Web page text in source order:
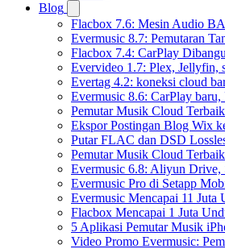
Blog
Flacbox 7.6: Mesin Audio
Evermusic 8.7: Pemutaran
Flacbox 7.4: CarPlay
Evervideo 1.7: Plex, Jellyfin,
Evertag 4.2: koneksi cloud
Evermusic 8.6: CarPlay
Pemutar Musik Cloud
Ekspor Postingan Blog Wix
Putar FLAC dan DSD
Pemutar Musik Cloud
Evermusic 6.8: Aliyun
Evermusic Pro di Setapp
Evermusic Mencapai 11 Juta
Flacbox Mencapai 1 Juta
5 Aplikasi Pemutar Musik
Video Promo Evermusic: